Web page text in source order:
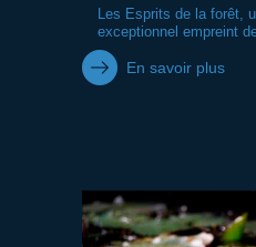
Les Esprits de la forêt,
exceptionnel empreint
En savoir plus